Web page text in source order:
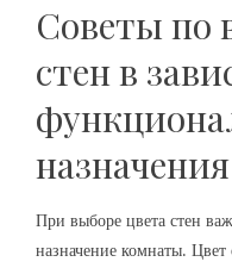
Советы по
стен в
При выборе цвета стен
назначение комнаты.